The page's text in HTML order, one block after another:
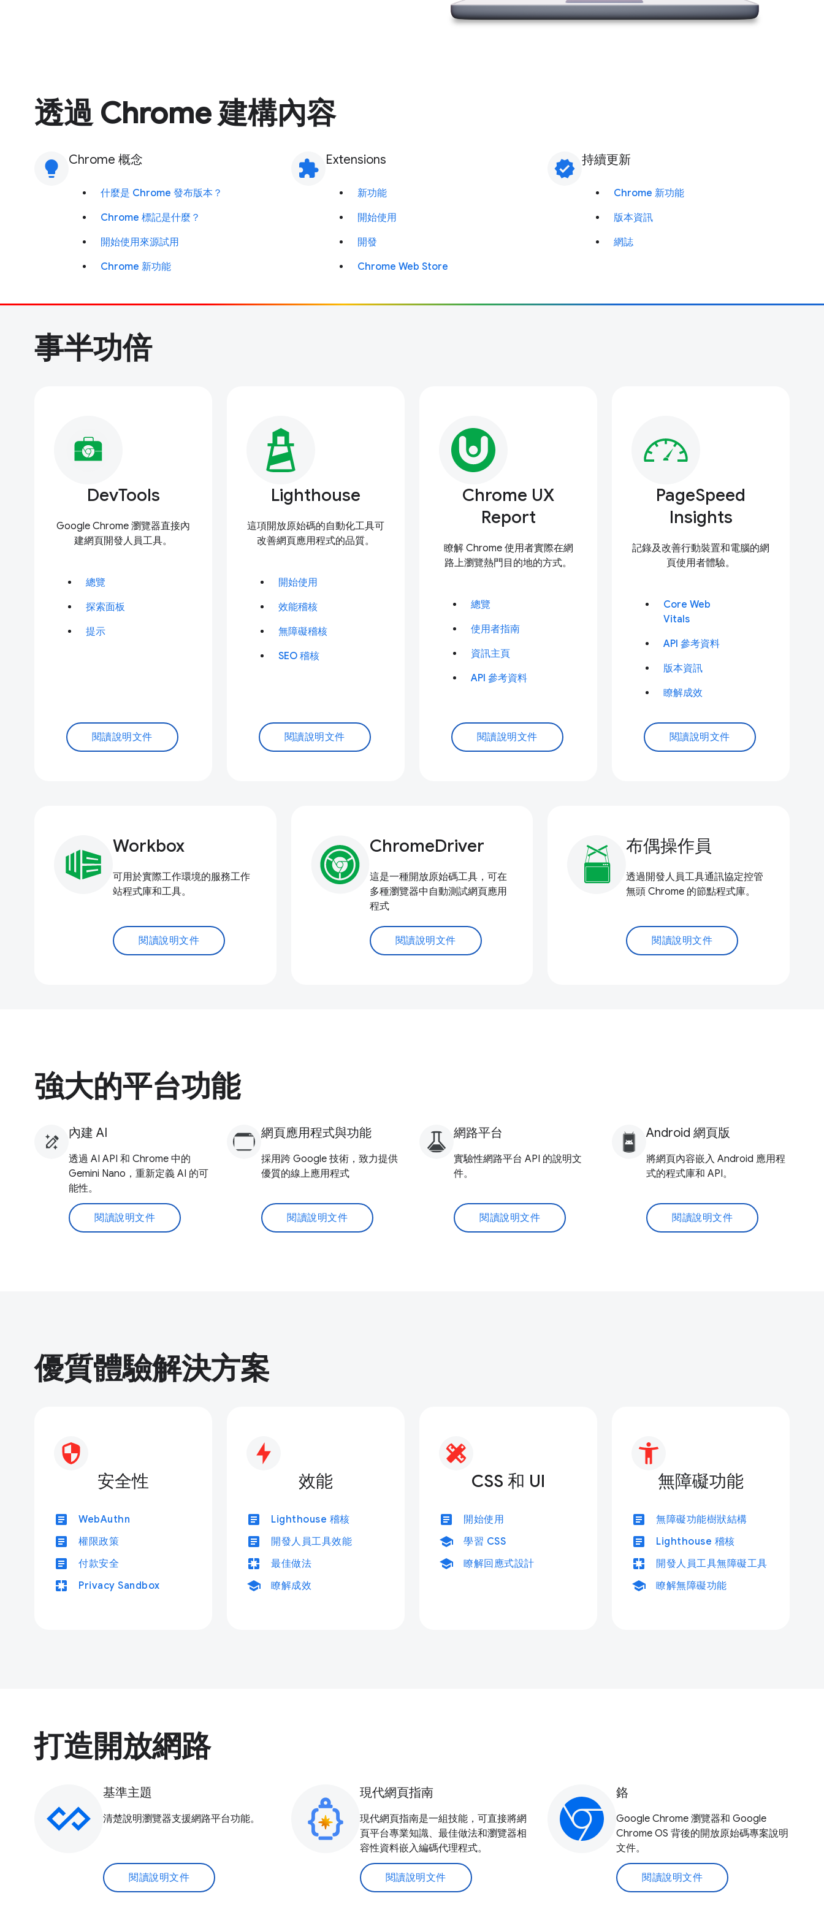
透過 Chrome 建構內容
lightbulb Chrome 概念
什麼是 Chrome 發布版本？
Chrome 標記是什麼？
開始使用來源試用
Chrome 新功能
extension Extensions
新功能
開始使用
開發
Chrome Web Store
verified 持續更新
Chrome 新功能
版本資訊
網誌
事半功倍
DevTools
Google Chrome 瀏覽器直接內
建網頁開發人員工具。
總覽
探索面板
提示
閱讀說明文件
Lighthouse
這項開放原始碼的自動化工具可
改善網頁應用程式的品質。
開始使用
效能稽核
無障礙稽核
SEO 稽核
閱讀說明文件
Chrome UX
Report
瞭解 Chrome 使用者實際在網
路上瀏覽熱門目的地的方式。
總覽
使用者指南
資訊主頁
API 參考資料
閱讀說明文件
PageSpeed
Insights
記錄及改善行動裝置和電腦的網
頁使用者體驗。
Core Web
Vitals
API 參考資料
版本資訊
瞭解成效
閱讀說明文件
Workbox
可用於實際工作環境的服務工作
站程式庫和工具。
閱讀說明文件
ChromeDriver
這是一種開放原始碼工具，可在
多種瀏覽器中自動測試網頁應用
程式
閱讀說明文件
布偶操作員
透過開發人員工具通訊協定控管
無頭 Chrome 的節點程式庫。
閱讀說明文件
強大的平台功能
內建 AI
透過 AI API 和 Chrome 中的
Gemini Nano，重新定義 AI 的可
能性。
閱讀說明文件
網頁應用程式與功能
採用跨 Google 技術，致力提供
優質的線上應用程式
閱讀說明文件
網路平台
實驗性網路平台 API 的說明文
件。
閱讀說明文件
Android 網頁版
將網頁內容嵌入 Android 應用程
式的程式庫和 API。
閱讀說明文件
優質體驗解決方案
安全性
article WebAuthn
article 權限政策
article 付款安全
pages Privacy Sandbox
效能
article Lighthouse 稽核
article 開發人員工具效能
pages 最佳做法
school 瞭解成效
CSS 和 UI
article 開始使用
school 學習 CSS
school 瞭解回應式設計
無障礙功能
article 無障礙功能樹狀結構
article Lighthouse 稽核
pages 開發人員工具無障礙工具
school 瞭解無障礙功能
打造開放網路
基準主題
清楚說明瀏覽器支援網路平台功能。
閱讀說明文件
現代網頁指南
現代網頁指南是一組技能，可直接將網
頁平台專業知識、最佳做法和瀏覽器相
容性資料嵌入編碼代理程式。
閱讀說明文件
鉻
Google Chrome 瀏覽器和 Google
Chrome OS 背後的開放原始碼專案說明
文件。
閱讀說明文件